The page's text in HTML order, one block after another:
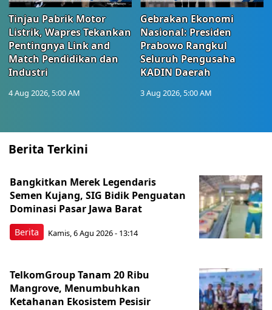
Tinjau Pabrik Motor
Listrik, Wapres Tekankan
Pentingnya Link and
Match Pendidikan dan
Industri
4 Aug 2026, 5:00 AM
Gebrakan Ekonomi
Nasional: Presiden
Prabowo Rangkul
Seluruh Pengusaha
KADIN Daerah
3 Aug 2026, 5:00 AM
Berita Terkini
Berita
Bangkitkan Merek Legendaris
Semen Kujang, SIG Bidik Penguatan
Dominasi Pasar Jawa Barat
Kamis, 6 Agu 2026 - 13:14
TelkomGroup Tanam 20 Ribu
Mangrove, Menumbuhkan
Ketahanan Ekosistem Pesisir